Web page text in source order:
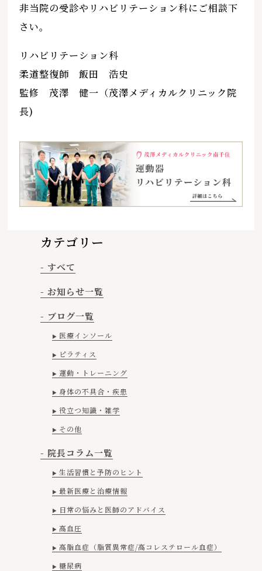
非当院の受診やリハビリテーション科にご相談下
さい。
リハビリテーション科
柔道整復師 飯田 浩史
監修 茂澤 健一（茂澤メディカルクリニック院
長)
カテゴリー
- すべて
- お知らせ一覧
- ブログ一覧
医療インソール
ピラティス
運動・トレーニング
身体の不具合・疾患
役立つ知識・雑学
その他
- 院長コラム一覧
生活習慣と予防のヒント
最新医療と治療情報
日常の悩みと医師のアドバイス
高血圧
高脂血症（脂質異常症/高コレステロール血症）
糖尿病